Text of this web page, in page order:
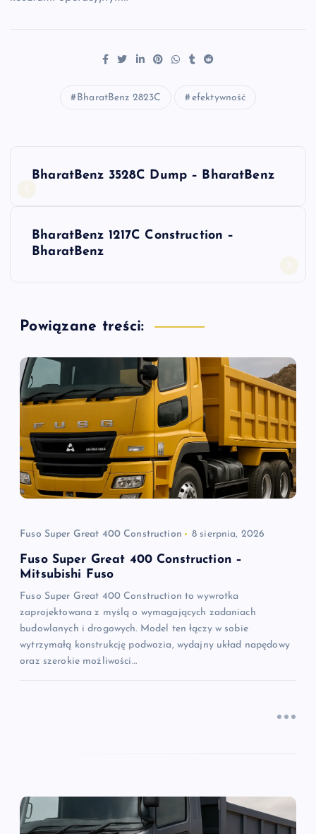
BharatBenz 2823C efektywność
N
a
c
a
w
s
u
BharatBenz 3528C Dump – BharatBenz
BharatBenz 1217C Construction –
BharatBenz
Powiązane treści:
Fuso Super Great 400 Construction 8 sierpnia, 2026
Fuso Super Great 400 Construction –
Mitsubishi Fuso
Fuso Super Great 400 Construction to wywrotka
zaprojektowana z myślą o wymagających zadaniach
budowlanych i drogowych. Model ten łączy w sobie
wytrzymałą konstrukcję podwozia, wydajny układ napędowy
oraz szerokie możliwości…